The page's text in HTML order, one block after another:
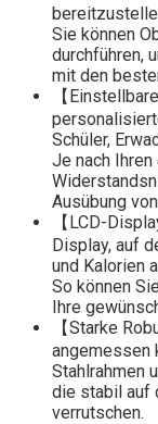
Sie können
durchführen,
mit den
【
Schüler,
Je nach
Ausübung
【LCD-
Display, auf
und Kalorien
So können
Ihre
【Starke
angemessen
Stahlrahmen
die stabil auf
verrutschen.